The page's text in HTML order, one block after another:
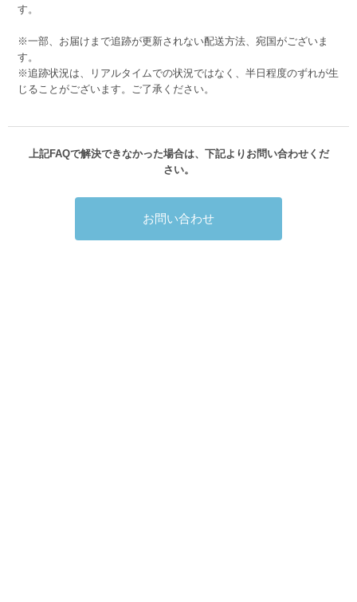
す。
※一部、お届けまで追跡が更新されない配送方法、宛国がございま
す。
※追跡状況は、リアルタイムでの状況ではなく、半日程度のずれが生
じることがございます。ご了承ください。
上記FAQで解決できなかった場合は、下記よりお問い合わせくだ
さい。
お問い合わせ